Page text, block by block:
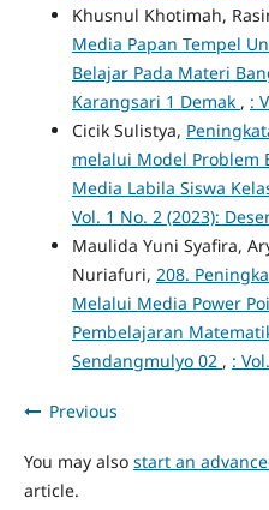
Khusnul Khotimah,
Media Papan Tempel
Belajar Pada Materi
Karangsari 1 Demak , :
Cicik Sulistya,
melalui Model Problem
Media Labila Siswa
Vol. 1 No. 2 (2023):
Maulida Yuni Syafira,
Nuriafuri, 208.
Melalui Media Power
Pembelajaran
Sendangmulyo 02 , :
Previous
You may also start an
article.